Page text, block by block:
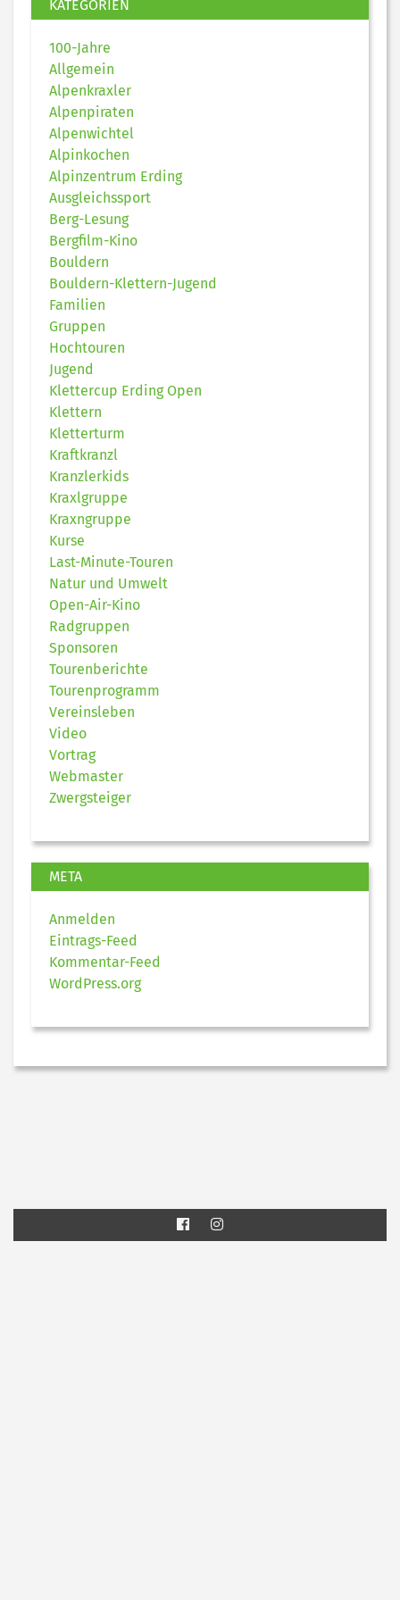
KATEGORIEN
100-Jahre
Allgemein
Alpenkraxler
Alpenpiraten
Alpenwichtel
Alpinkochen
Alpinzentrum Erding
Ausgleichssport
Berg-Lesung
Bergfilm-Kino
Bouldern
Bouldern-Klettern-Jugend
Familien
Gruppen
Hochtouren
Jugend
Klettercup Erding Open
Klettern
Kletterturm
Kraftkranzl
Kranzlerkids
Kraxlgruppe
Kraxngruppe
Kurse
Last-Minute-Touren
Natur und Umwelt
Open-Air-Kino
Radgruppen
Sponsoren
Tourenberichte
Tourenprogramm
Vereinsleben
Video
Vortrag
Webmaster
Zwergsteiger
META
Anmelden
Eintrags-Feed
Kommentar-Feed
WordPress.org